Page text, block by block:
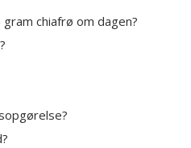
chiafrø om dagen?